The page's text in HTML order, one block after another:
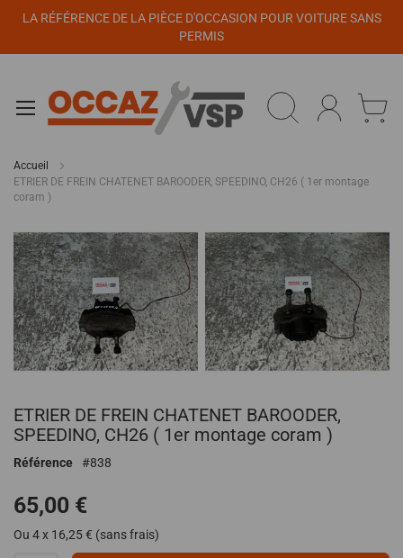
LA RÉFÉRENCE DE LA PIÈCE D'OCCASION POUR VOITURE SANS
PERMIS
Accueil
ETRIER DE FREIN CHATENET BAROODER, SPEEDINO, CH26 ( 1er montage
coram )
Passer
à
la
fin
de
la
galerie
d’images
au
début
la
d’images
ETRIER DE FREIN CHATENET BAROODER,
SPEEDINO, CH26 ( 1er montage coram )
Référence 838
65,00 €
Ou 4 x 16,25 € (sans frais)
Panneau de gestion des cookies